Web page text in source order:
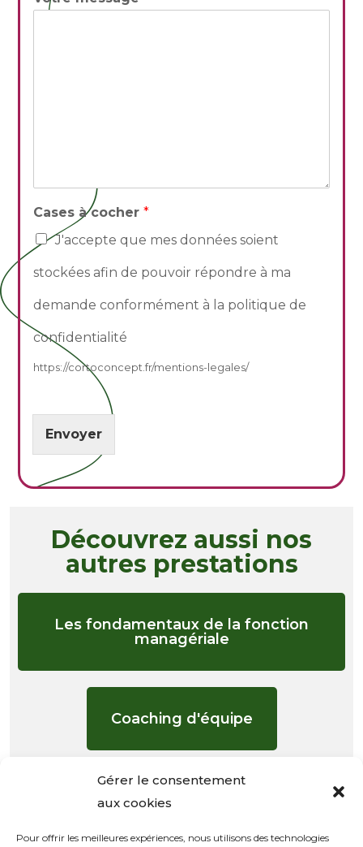
Gérer le consentement
aux cookies
Pour offrir les meilleures expériences, nous utilisons des technologies
Cases à cocher*
J'accepte que mes données soient
stockées afin de pouvoir répondre à ma
demande conformément à la politique de
confidentialité
https://cortoconcept.fr/mentions-legales/
Envoyer
Découvrez aussi nos
autres prestations
Les fondamentaux de la fonction
managériale
Coaching d'équipe
Management de la communication